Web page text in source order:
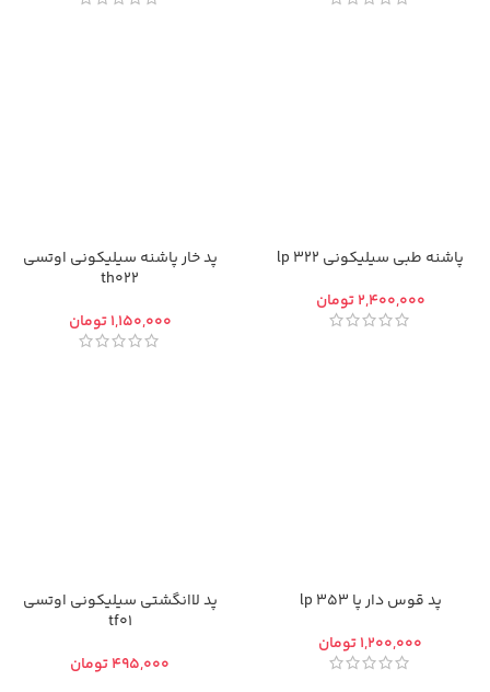
پاشنه طبی سیلیکونی 322 lp
تومان
پد خار پاشنه سیلیکونی اوتسی
th022
تومان
پد قوس دار پا 353 lp
تومان
پد لاانگشتی سیلیکونی اوتسی
tf01
تومان